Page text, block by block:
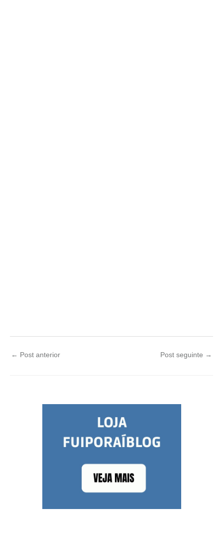
← Post anterior Post seguinte →